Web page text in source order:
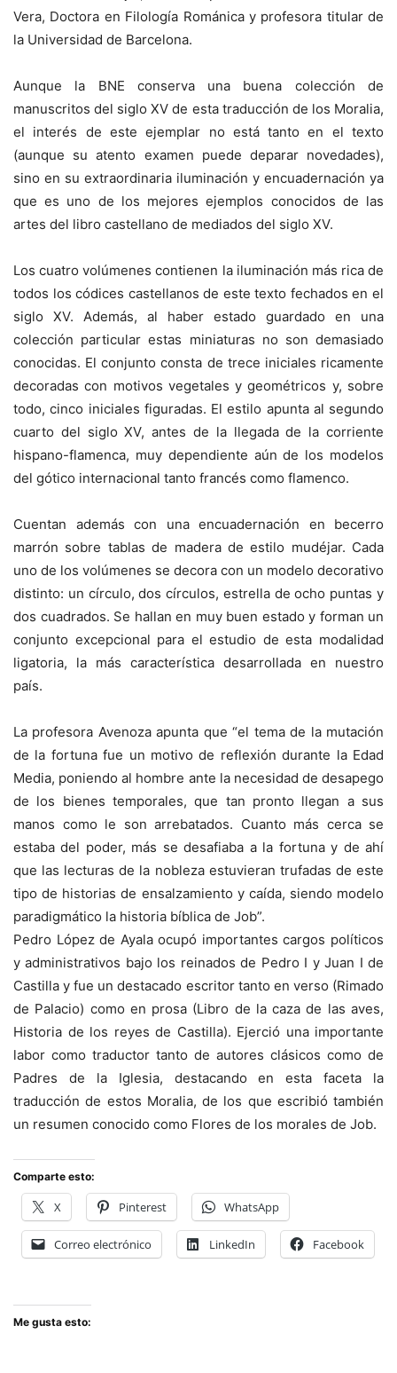
Vera, Doctora en Filología Románica y profesora titular de
la Universidad de Barcelona.
Aunque la BNE conserva una buena colección de
manuscritos del siglo XV de esta traducción de los Moralia,
el interés de este ejemplar no está tanto en el texto
(aunque su atento examen puede deparar novedades),
sino en su extraordinaria iluminación y encuadernación ya
que es uno de los mejores ejemplos conocidos de las
artes del libro castellano de mediados del siglo XV.
Los cuatro volúmenes contienen la iluminación más rica de
todos los códices castellanos de este texto fechados en el
siglo XV. Además, al haber estado guardado en una
colección particular estas miniaturas no son demasiado
conocidas. El conjunto consta de trece iniciales ricamente
decoradas con motivos vegetales y geométricos y, sobre
todo, cinco iniciales figuradas. El estilo apunta al segundo
cuarto del siglo XV, antes de la llegada de la corriente
hispano-flamenca, muy dependiente aún de los modelos
del gótico internacional tanto francés como flamenco.
Cuentan además con una encuadernación en becerro
marrón sobre tablas de madera de estilo mudéjar. Cada
uno de los volúmenes se decora con un modelo decorativo
distinto: un círculo, dos círculos, estrella de ocho puntas y
dos cuadrados. Se hallan en muy buen estado y forman un
conjunto excepcional para el estudio de esta modalidad
ligatoria, la más característica desarrollada en nuestro
país.
La profesora Avenoza apunta que “el tema de la mutación
de la fortuna fue un motivo de reflexión durante la Edad
Media, poniendo al hombre ante la necesidad de desapego
de los bienes temporales, que tan pronto llegan a sus
manos como le son arrebatados. Cuanto más cerca se
estaba del poder, más se desafiaba a la fortuna y de ahí
que las lecturas de la nobleza estuvieran trufadas de este
tipo de historias de ensalzamiento y caída, siendo modelo
paradigmático la historia bíblica de Job”.
Pedro López de Ayala ocupó importantes cargos políticos
y administrativos bajo los reinados de Pedro I y Juan I de
Castilla y fue un destacado escritor tanto en verso (Rimado
de Palacio) como en prosa (Libro de la caza de las aves,
Historia de los reyes de Castilla). Ejerció una importante
labor como traductor tanto de autores clásicos como de
Padres de la Iglesia, destacando en esta faceta la
traducción de estos Moralia, de los que escribió también
un resumen conocido como Flores de los morales de Job.
Comparte esto:
X Pinterest WhatsApp
Correo electrónico LinkedIn Facebook
Me gusta esto: